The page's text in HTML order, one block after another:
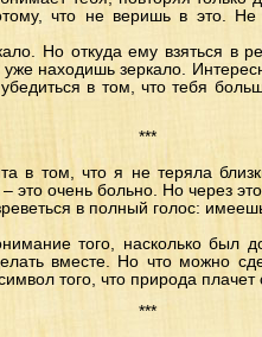
что не веришь в это.
Но откуда ему взяться в
находишь зеркало.
в том, что тебя
***
в том, что я не теряла
– это очень больно. Но через
в полный голос:
того, насколько был
вместе. Но что можно
того, что природа плачет
***